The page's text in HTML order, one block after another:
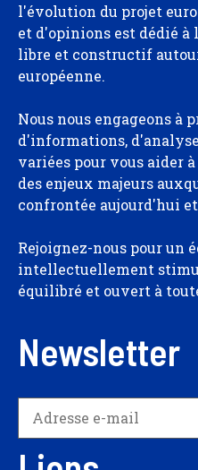
l'évolution du projet
et d'opinions est dédié
libre et constructif
européenne.
Nous nous engageons à
d'informations,
variées pour vous aider
des enjeux majeurs
confrontée aujourd'hui
Rejoignez-nous pour un
intellectuellement
équilibré et ouvert à
Newsletter